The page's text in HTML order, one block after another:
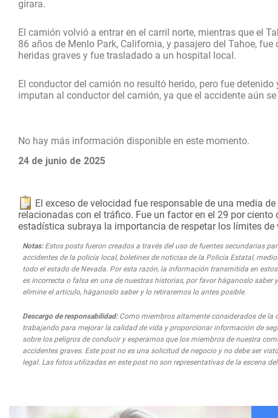
girara.
El camión volvió a entrar en el carril norte, mientras que el
86 años de Menlo Park, California, y pasajero del Tahoe,
heridas graves y fue trasladado a un hospital local.
El conductor del camión no resultó herido, pero fue
imputan al conductor del camión, ya que el accidente aún
No hay más información disponible en este momento.
24 de junio de 2025
El exceso de velocidad fue responsable de una media
relacionadas con el tráfico. Fue un factor en el 29 por
estadística subraya la importancia de respetar los límites
Notas:Estos posts fueron creados a través del uso de fuentes secundarias
accidentes de la policía local, boletines de noticias de la Policía Estatal,
todo el estado de Nevada. Por esta razón, la información transmitida en
es incorrecta o falsa en una de nuestras historias, por favor háganoslo
elimine el artículo, háganoslo saber y lo retiraremos lo antes posible.
Descargo de responsabilidad:Como miembros altamente considerados de la
trabajando para mejorar la calidad de vida y proporcionar información de
sobre los peligros de conducir y esperamos que los miembros de nuestra
accidentes graves. Este post no es una solicitud de negocio y no debe ser
legal. Las fotos utilizadas en este post no son representativas de la escena